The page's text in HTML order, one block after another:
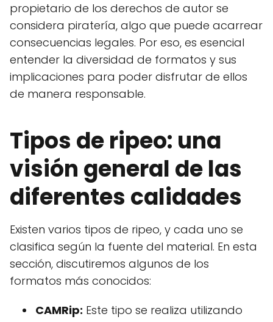
propietario de los derechos de autor se
considera piratería, algo que puede acarrear
consecuencias legales. Por eso, es esencial
entender la diversidad de formatos y sus
implicaciones para poder disfrutar de ellos
de manera responsable.
Tipos de ripeo: una
visión general de las
diferentes calidades
Existen varios tipos de ripeo, y cada uno se
clasifica según la fuente del material. En esta
sección, discutiremos algunos de los
formatos más conocidos:
CAMRip: Este tipo se realiza utilizando